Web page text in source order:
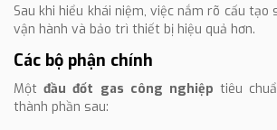
Sau khi hiểu khái niệm, việc nắm rõ cấu tạo
vận hành và bảo trì thiết bị hiệu quả hơn.
Các bộ phận chính
Mộtđầu đốt gas công nghiệp tiêu
thành phần sau: